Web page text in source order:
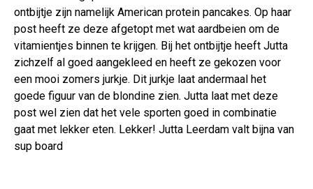
ontbijtje zijn namelijk American protein pancakes. Op haar
post heeft ze deze afgetopt met wat aardbeien om de
vitamientjes binnen te krijgen. Bij het ontbijtje heeft Jutta
zichzelf al goed aangekleed en heeft ze gekozen voor
een mooi zomers jurkje. Dit jurkje laat andermaal het
goede figuur van de blondine zien. Jutta laat met deze
post wel zien dat het vele sporten goed in combinatie
gaat met lekker eten. Lekker! Jutta Leerdam valt bijna van
sup board